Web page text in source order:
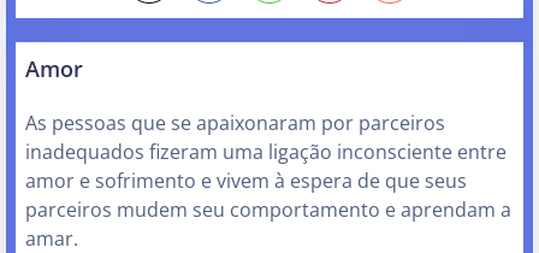
Amor
As pessoas que se apaixonaram por parceiros
inadequados fizeram uma ligação inconsciente entre
amor e sofrimento e vivem à espera de que seus
parceiros mudem seu comportamento e aprendam a
amar.